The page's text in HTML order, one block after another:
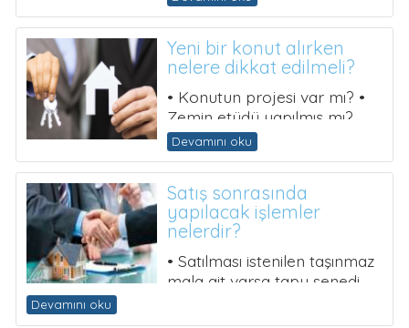
Zemin etüdü yapılmış mı?
(Zemin emniyet gerilmesi
belirlenip katsayısın...
Devamını oku
Satış sonrasında
yapılacak işlemler
nelerdir?
• Satılması istenilen taşınmaz
mala ait varsa tapu senedi
yoksa taşınmazın ada, parsel
numarasını belirtir belge, ...
Devamını oku
Emlak Kiraya Verecek
Olan Kimseye Öneriler.
1)Kira akdini düzenlemeden